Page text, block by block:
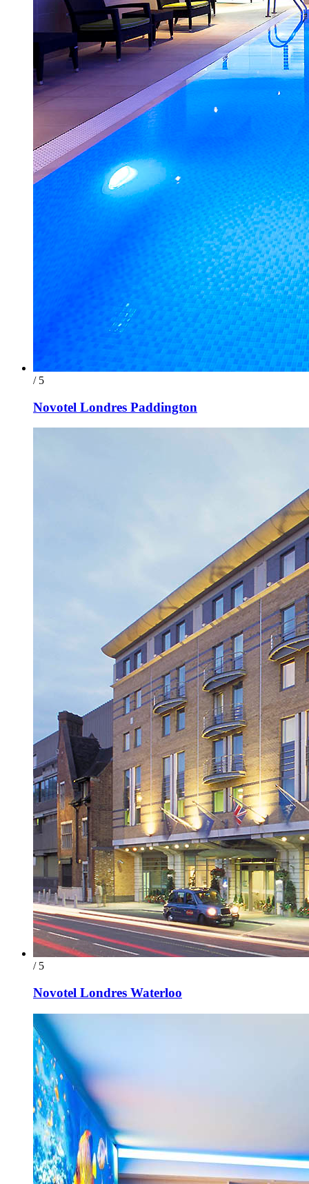
/ 5
Novotel Londres Paddington
/ 5
Novotel Londres Waterloo